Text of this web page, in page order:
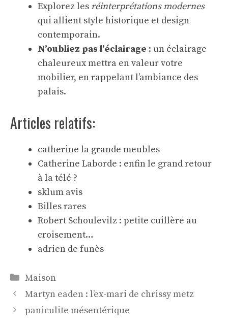
Explorez les réinterprétations modernes
qui allient style historique et design
contemporain.
N’oubliez pas l’éclairage : un éclairage
chaleureux mettra en valeur votre
mobilier, en rappelant l’ambiance des
palais.
Articles relatifs:
catherine la grande meubles
Catherine Laborde : enfin le grand retour
à la télé ?
sklum avis
Billes rares
Robert Schoulevilz : petite cuillère au
croisement…
adrien de funès
Catégories
Maison
Martyn eaden : l’ex-mari de chrissy metz
paniculite mésentérique